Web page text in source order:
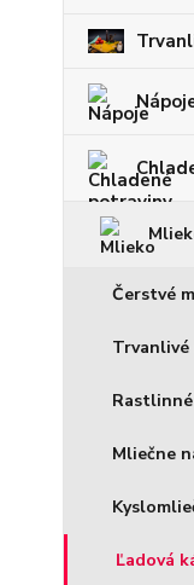
Čerstvé
Trvanlivé
Mliečne
Ľadová